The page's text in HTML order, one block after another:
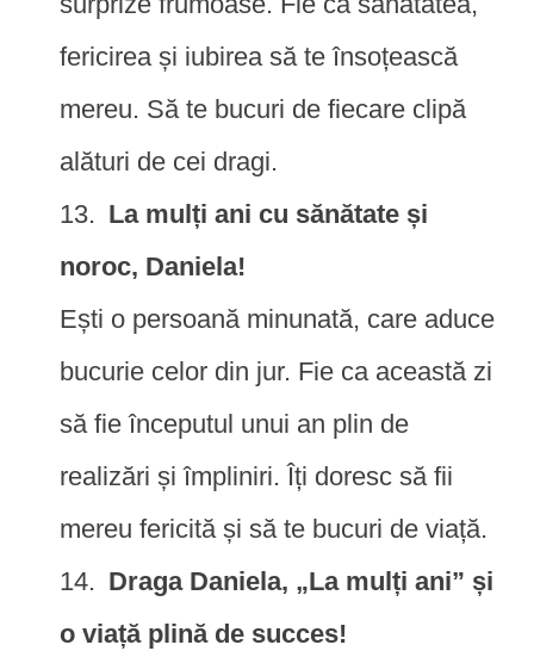
fericirea și iubirea să te însoțească
mereu. Să te bucuri de fiecare clipă
alături de cei dragi.
La mulți ani cu sănătate și
noroc, Daniela!
Ești o persoană minunată, care aduce
bucurie celor din jur. Fie ca această zi
să fie începutul unui an plin de
realizări și împliniri. Îți doresc să fii
mereu fericită și să te bucuri de viață.
Draga Daniela, „La mulți ani” și
o viață plină de succes!